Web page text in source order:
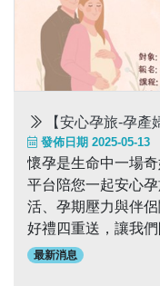
【安心孕旅-孕產
發佈日期 2025-05-13
懷孕是生命中一場
平台陪您一起安心
活、孕期壓力與伴
好禮四重送，讓我
間: 5/17(六)時間
最新消息